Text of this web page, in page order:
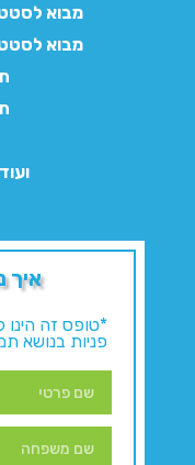
מבוא
מבוא
איך
*טופס זה הינו
פניות בנושא